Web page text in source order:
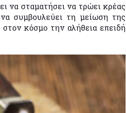
να σταματήσει να τρώει κρέας
συμβουλεύει τη μείωση της
κόσμο την αλήθεια επειδή